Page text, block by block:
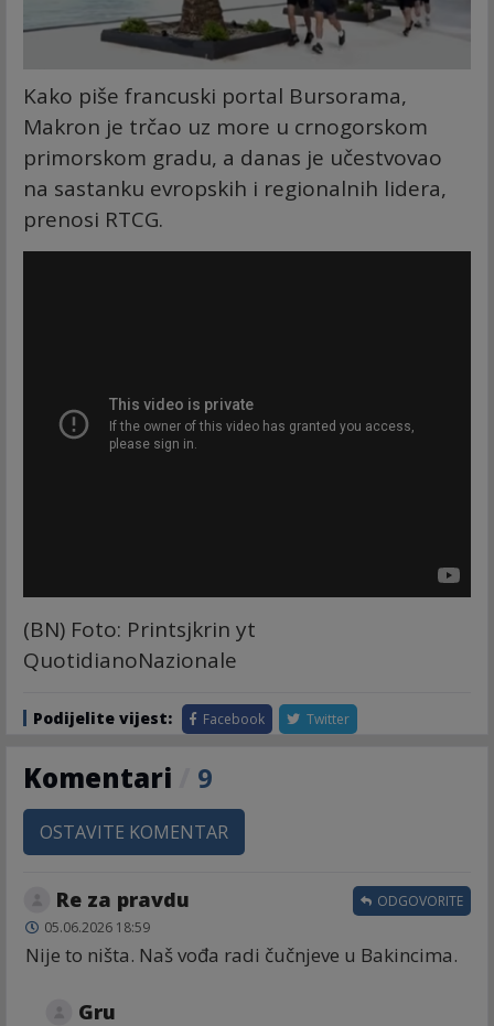
Kako piše francuski portal Bursorama,
Makron je trčao uz more u crnogorskom
primorskom gradu, a danas je učestvovao
na sastanku evropskih i regionalnih lidera,
prenosi RTCG.
(BN) Foto: Printsjkrin yt
QuotidianoNazionale
Podijelite vijest: Facebook Twitter
Komentari 9
OSTAVITE KOMENTAR
Re za pravdu
05.06.2026 18:59
Nije to ništa. Naš vođa radi čučnjeve u Bakincima.
ODGOVORITE
Gru